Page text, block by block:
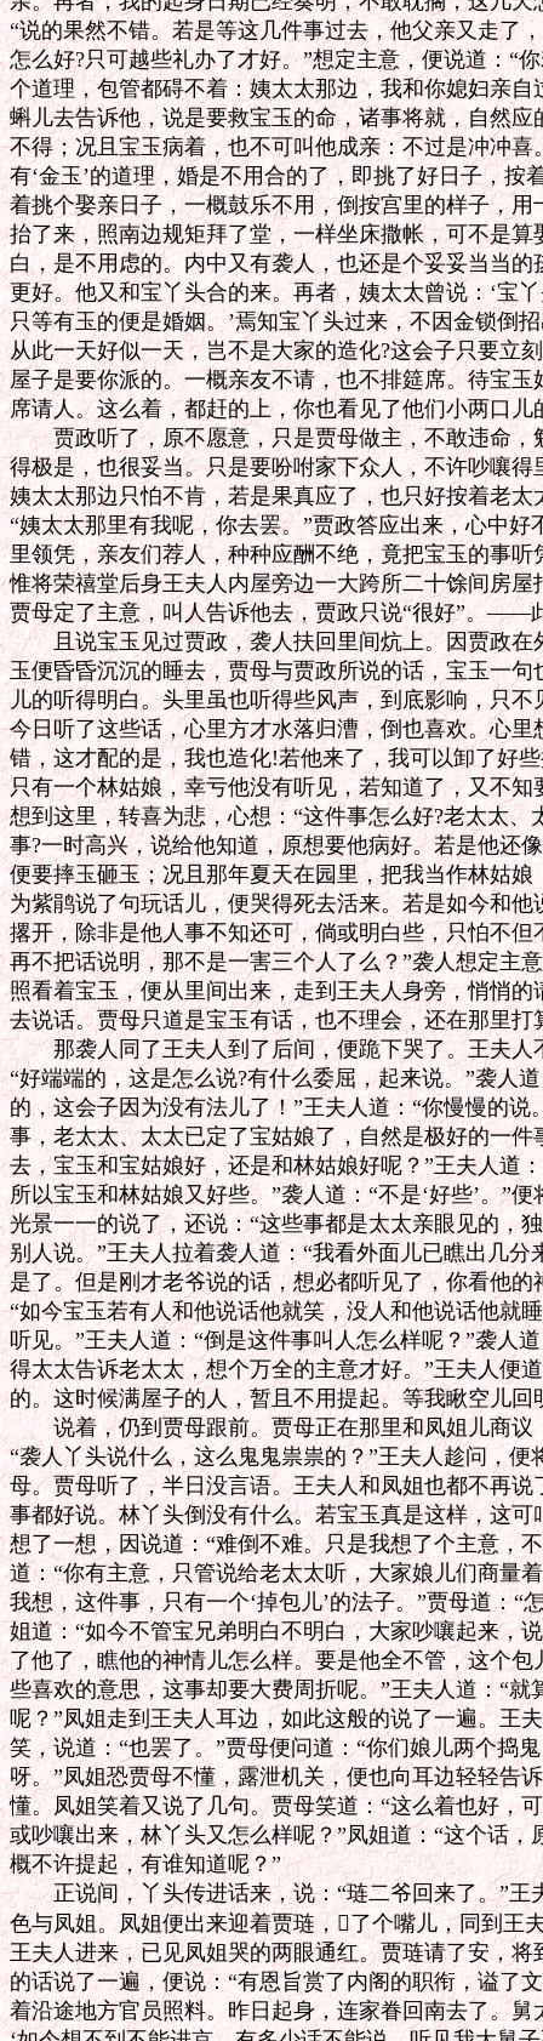
“说的果然不错。若是等这几件事过去，他父亲又走了
怎么好?只可越些礼办了才好。”想定主意，便说道：“
个道理，包管都碍不着：姨太太那边，我和你媳妇亲
蝌儿去告诉他，说是要救宝玉的命，诸事将就，自然
不得；况且宝玉病着，也不可叫他成亲：不过是冲冲
有‘金玉’的道理，婚是不用合的了，即挑了好日子，按
着挑个娶亲日子，一概鼓乐不用，倒按宫里的样子，
抬了来，照南边规矩拜了堂，一样坐床撒帐，可不是算
白，是不用虑的。内中又有袭人，也还是个妥妥当当
更好。他又和宝丫头合的来。再者，姨太太曾说：‘宝
只等有玉的便是婚姻。’焉知宝丫头过来，不因金锁倒
从此一天好似一天，岂不是大家的造化?这会子只要立
屋子是要你派的。一概亲友不请，也不排筵席。待宝
席请人。这么着，都赶的上，你也看见了他们小两口儿
贾政听了，原不愿意，只是贾母做主，不敢违命，
得极是，也很妥当。只是要吩咐家下众人，不许吵嚷
姨太太那边只怕不肯，若是果真应了，也只好按着老太
“姨太太那里有我呢，你去罢。”贾政答应出来，心中好
里领凭，亲友们荐人，种种应酬不绝，竟把宝玉的事
惟将荣禧堂后身王夫人内屋旁边一大跨所二十馀间房
贾母定了主意，叫人告诉他去，贾政只说“很好”。——
且说宝玉见过贾政，袭人扶回里间炕上。因贾政在
玉便昏昏沉沉的睡去，贾母与贾政所说的话，宝玉一
儿的听得明白。头里虽也听得些风声，到底影响，只
今日听了这些话，心里方才水落归漕，倒也喜欢。心里
错，这才配的是，我也造化!若他来了，我可以卸了好
只有一个林姑娘，幸亏他没有听见，若知道了，又不知
想到这里，转喜为悲，心想：“这件事怎么好?老太太、
事?一时高兴，说给他知道，原想要他病好。若是他还
便要摔玉砸玉；况且那年夏天在园里，把我当作林姑
为紫鹃说了句玩话儿，便哭得死去活来。若是如今和
撂开，除非是他人事不知还可，倘或明白些，只怕不
再不把话说明，那不是一害三个人了么？”袭人想定主
照看着宝玉，便从里间出来，走到王夫人身旁，悄悄
去说话。贾母只道是宝玉有话，也不理会，还在那里打
那袭人同了王夫人到了后间，便跪下哭了。王夫人
“好端端的，这是怎么说?有什么委屈，起来说。”袭人
的，这会子因为没有法儿了！”王夫人道：“你慢慢的说
事，老太太、太太已定了宝姑娘了，自然是极好的一
去，宝玉和宝姑娘好，还是和林姑娘好呢？”王夫人道
所以宝玉和林姑娘又好些。”袭人道：“不是‘好些’。”
光景一一的说了，还说：“这些事都是太太亲眼见的，
别人说。”王夫人拉着袭人道：“我看外面儿已瞧出几分
是了。但是刚才老爷说的话，想必都听见了，你看他的
“如今宝玉若有人和他说话他就笑，没人和他说话他就
听见。”王夫人道：“倒是这件事叫人怎么样呢？”袭人
得太太告诉老太太，想个万全的主意才好。”王夫人便
的。这时候满屋子的人，暂且不用提起。等我瞅空儿回
说着，仍到贾母跟前。贾母正在那里和凤姐儿商议
“袭人丫头说什么，这么鬼鬼祟祟的？”王夫人趁问，便
母。贾母听了，半日没言语。王夫人和凤姐也都不再说
事都好说。林丫头倒没有什么。若宝玉真是这样，这可
想了一想，因说道：“难倒不难。只是我想了个主意，
道：“你有主意，只管说给老太太听，大家娘儿们商量
我想，这件事，只有一个‘掉包儿’的法子。”贾母道：“
姐道：“如今不管宝兄弟明白不明白，大家吵嚷起来，
了他了，瞧他的神情儿怎么样。要是他全不管，这个
些喜欢的意思，这事却要大费周折呢。”王夫人道：“就
呢？”凤姐走到王夫人耳边，如此这般的说了一遍。王
笑，说道：“也罢了。”贾母便问道：“你们娘儿两个捣
呀。”凤姐恐贾母不懂，露泄机关，便也向耳边轻轻告
懂。凤姐笑着又说了几句。贾母笑道：“这么着也好，
或吵嚷出来，林丫头又怎么样呢？”凤姐道：“这个话，
概不许提起，有谁知道呢？”
正说间，丫头传进话来，说：“琏二爷回来了。”王
色与凤姐。凤姐便出来迎着贾琏，了个嘴儿，同到王
王夫人进来，已见凤姐哭的两眼通红。贾琏请了安，
的话说了一遍，便说：“有恩旨赏了内阁的职衔，谥了
着沿途地方官员照料。昨日起身，连家眷回南去了。